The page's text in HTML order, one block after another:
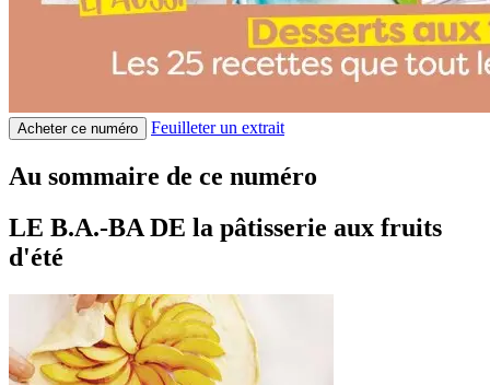
Acheter ce numéro Feuilleter un extrait
Au sommaire de ce numéro
LE B.A.-BA DE la pâtisserie aux fruits
d'été